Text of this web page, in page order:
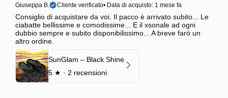
Giuseppa B.
Cliente verificato• Data di acquisto: 1 mese fa
Consiglio di acquistare da voi. Il pacco è arrivato subito... Le
ciabatte bellissime e comodissime... E il xsonale ad ogni
dubbio sempre e subito disponibilissimo... A breve farò un
altro ordine.
SunGlam – Black Shine
5 ★ · 2 recensioni